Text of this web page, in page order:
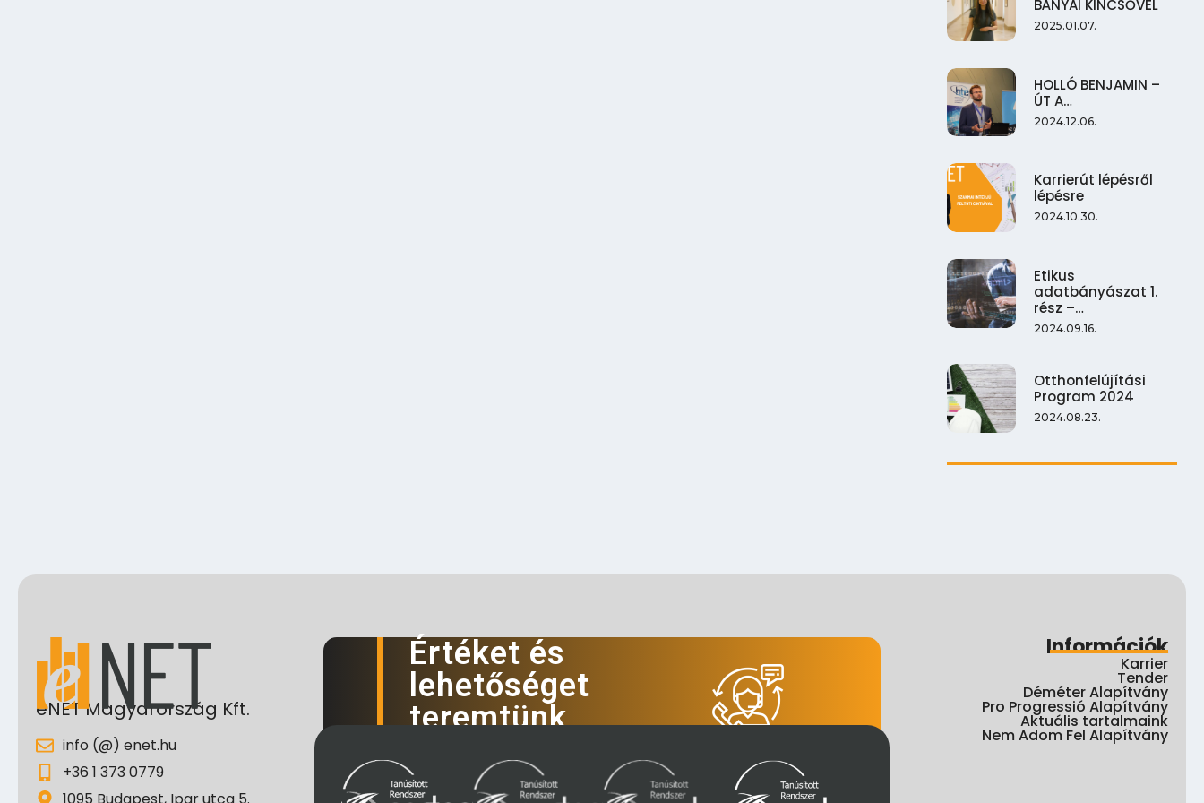
BÁNYAI KINCSŐVEL
2025.01.07.
HOLLÓ BENJAMIN –
ÚT A…
2024.12.06.
Karrierút lépésről
lépésre
2024.10.30.
Etikus
adatbányászat 1.
rész –…
2024.09.16.
Otthonfelújítási
Program 2024
2024.08.23.
eNET Magyarország Kft.
info (@) enet.hu
+36 1 373 0779
Értéket és
lehetőséget
teremtünk
Információk
Karrier
Tender
Déméter Alapítvány
Pro Progressió Alapítvány
Aktuális tartalmaink
Nem Adom Fel Alapítvány